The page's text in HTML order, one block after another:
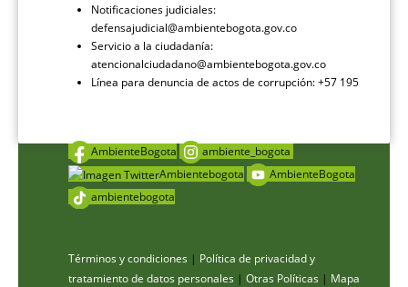
Notificaciones judiciales:
defensajudicial@ambientebogota.gov.co
Servicio a la ciudadanía:
atencionalciudadano@ambientebogota.gov.co
Línea para denuncia de actos de corrupción: +57 195
AmbienteBogota
ambiente_bogota
Ambientebogota
AmbienteBogota
ambientebogota
Términos y condiciones | Política de privacidad y
tratamiento de datos personales | Otras Políticas | Mapa